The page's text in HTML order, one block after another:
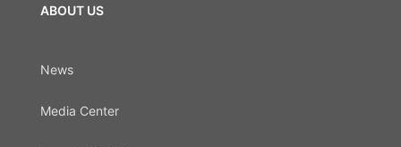
ABOUT US
News
Media Center